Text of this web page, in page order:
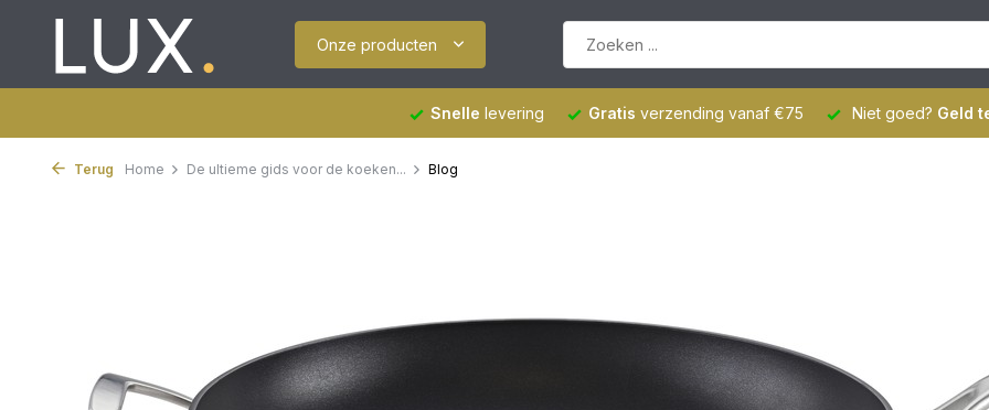
Onze producten
Snelle levering Gratis verzending vanaf €75 Niet goed? Geld
Terug Home De ultieme gids voor de koeken... Blog